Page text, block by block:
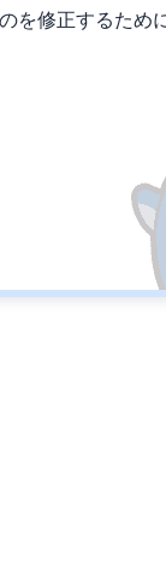
を修正するため